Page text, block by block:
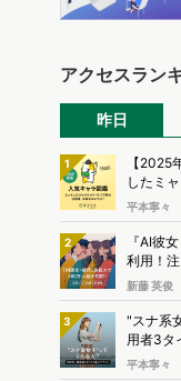
アクセスラン
昨日
1
【2025
したミ
平本寧々
2
『AI彼
利用！
新藤 英俊
3
"スナ系
用者3タ
平本寧々